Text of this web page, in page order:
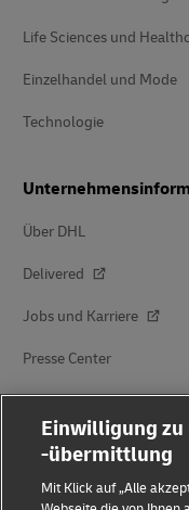
Life Sciences und
Einzelhandel und Mode
Technologie
Über DHL
Delivered
Jobs und Karriere
Presse Center
Investoren
Nachhaltigkeit
Innovation
Einwilligung zu
-übermittlung
Mit Klick auf „Alle